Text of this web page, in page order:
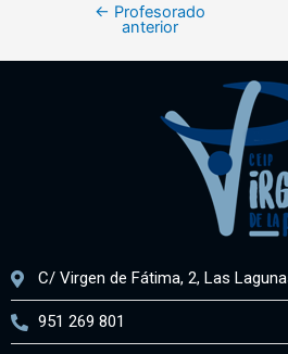
← Profesorado
anterior
C/ Virgen de Fátima, 2, Las
951 269 801